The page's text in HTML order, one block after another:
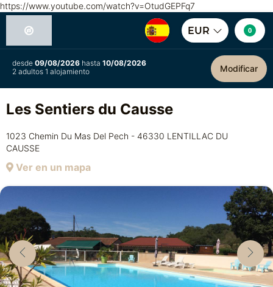
https://www.youtube.com/watch?v=OtudGEPFq7
EUR 0
desde 09/08/2026 hasta 10/08/2026
2 adultos 1 alojamiento
Modificar
Les Sentiers du Causse
1023 Chemin Du Mas Del Pech - 46330 LENTILLAC DU
CAUSSE
Ver en un mapa